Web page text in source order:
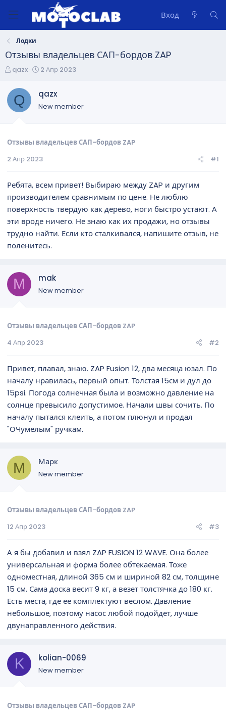
Вход
Лодки
Отзывы владельцев САП-бордов ZAP
А
т
о
р
м
qazx
Д
а
н
а
а
2 Апр 2023
Q qazx
New member
Отзывы владельцев САП-бордов ZAP
2 Апр 2023
#1
Ребята, всем привет! Выбираю между ZAP и другим
производителем сравнимым по цене. Не люблю
поверхность твердую как дерево, ноги быстро устают. А
эти вроде ничего. Не знаю как их продажи, но отзывы
трудно найти. Если кто сталкивался, напишите отзыв, не
поленитесь.
M mak
New member
Отзывы владельцев САП-бордов ZAP
4 Апр 2023
#2
Привет, плавал, знаю. ZAP Fusion 12, два месяца юзал. По
началу нравилась, первый опыт. Толстая 15см и дул до
15psi. Погода солнечная была и возможно давление на
солнце превысило допустимое. Начали швы сочить. По
началу пытался клеить, а потом плюнул и продал
"ОЧумелым" ручкам.
М Марк
New member
Отзывы владельцев САП-бордов ZAP
12 Апр 2023
#3
А я бы добавил и взял ZAP FUSION 12 WAVE. Она более
универсальная и форма более обтекаемая. Тоже
одноместная, длиной 365 см и шириной 82 см, толщине
15 см. Сама доска весит 9 кг, а везет толстячка до 180 кг.
Есть места, где ее комплектуют веслом. Давление
небольшое, поэтому насос любой подойдет, лучше
двунаправленного действия.
K kolian-0069
New member
Отзывы владельцев САП-бордов ZAP